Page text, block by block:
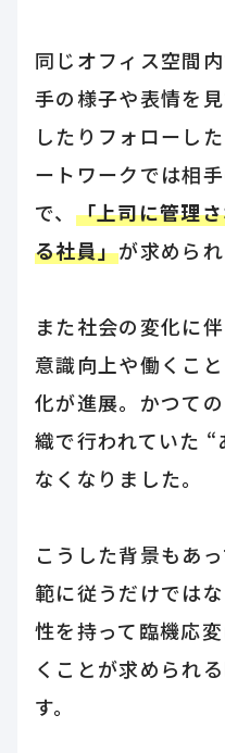
同じオフィス空間
手の様子や表情を
したりフォローし
ートワークでは相
で、 「上司に管理
る社員」が求めら
また社会の変化に
意識向上や働くこ
化が進展。かつて
織で行われていた
なくなりました。
こうした背景もあ
範に従うだけでは
性を持って臨機応
くことが求められ
す。